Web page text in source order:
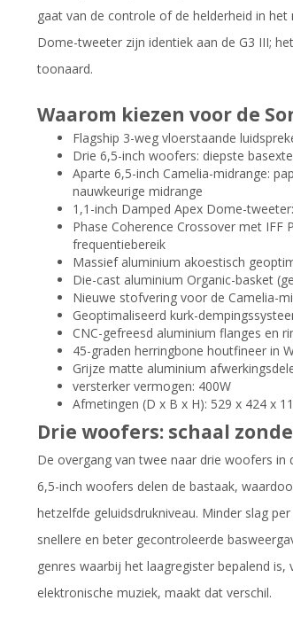
gaat van de controle of de helderheid in
Dome-tweeter zijn identiek aan de G3 III;
toonaard.
Waarom kiezen voor de
Flagship 3-weg vloerstaande
Drie 6,5-inch woofers: diepste
Aparte 6,5-inch Camelia-midrange:
nauwkeurige midrange
1,1-inch Damped Apex Dome-
Phase Coherence Crossover met
frequentiebereik
Massief aluminium akoestisch
Die-cast aluminium Organic-basket
Nieuwe stofvering voor de Camelia-
Geoptimaliseerd kurk-
CNC-gefreesd aluminium flanges en
45-graden herringbone houtfineer in
Grijze matte aluminium
versterker vermogen: 400W
Afmetingen (D x B x H): 529 x 424 x
Drie woofers: schaal
De overgang van twee naar drie woofers
6,5-inch woofers delen de bastaak,
hetzelfde geluidsdrukniveau. Minder slag
snellere en beter gecontroleerde
genres waarbij het laagregister bepalend
elektronische muziek, maakt dat verschil.